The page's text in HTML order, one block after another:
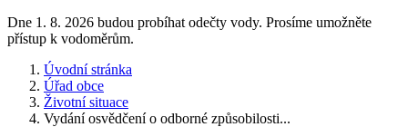
Dne 1. 8. 2026 budou probíhat odečty vody. Prosíme umožněte
přístup k vodoměrům.
Úvodní stránka
Úřad obce
Životní situace
Vydání osvědčení o odborné způsobilosti...